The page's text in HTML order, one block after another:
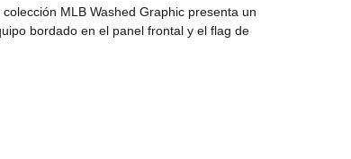
MLB Washed Graphic presenta un
bordado en el panel frontal y el flag de